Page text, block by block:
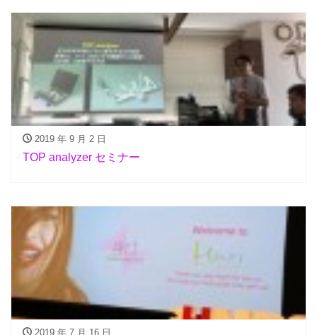
2019 年 9 月 2 日
TOP analyzer セミナー
2019 年 7 月 16 日